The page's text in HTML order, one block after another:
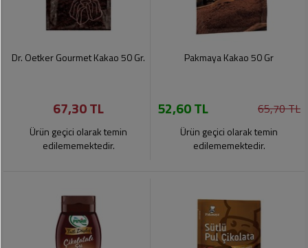
Dr. Oetker Gourmet Kakao 50 Gr.
67,30 TL
Ürün geçici olarak temin
edilememektedir.
Pakmaya Kakao 50 Gr
52,60 TL 65,70 TL
Ürün geçici olarak temin
edilememektedir.